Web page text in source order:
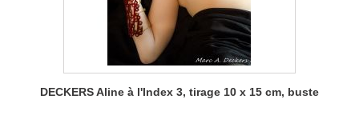
DECKERS Aline à l'Index 3, tirage 10 x 15 cm, buste